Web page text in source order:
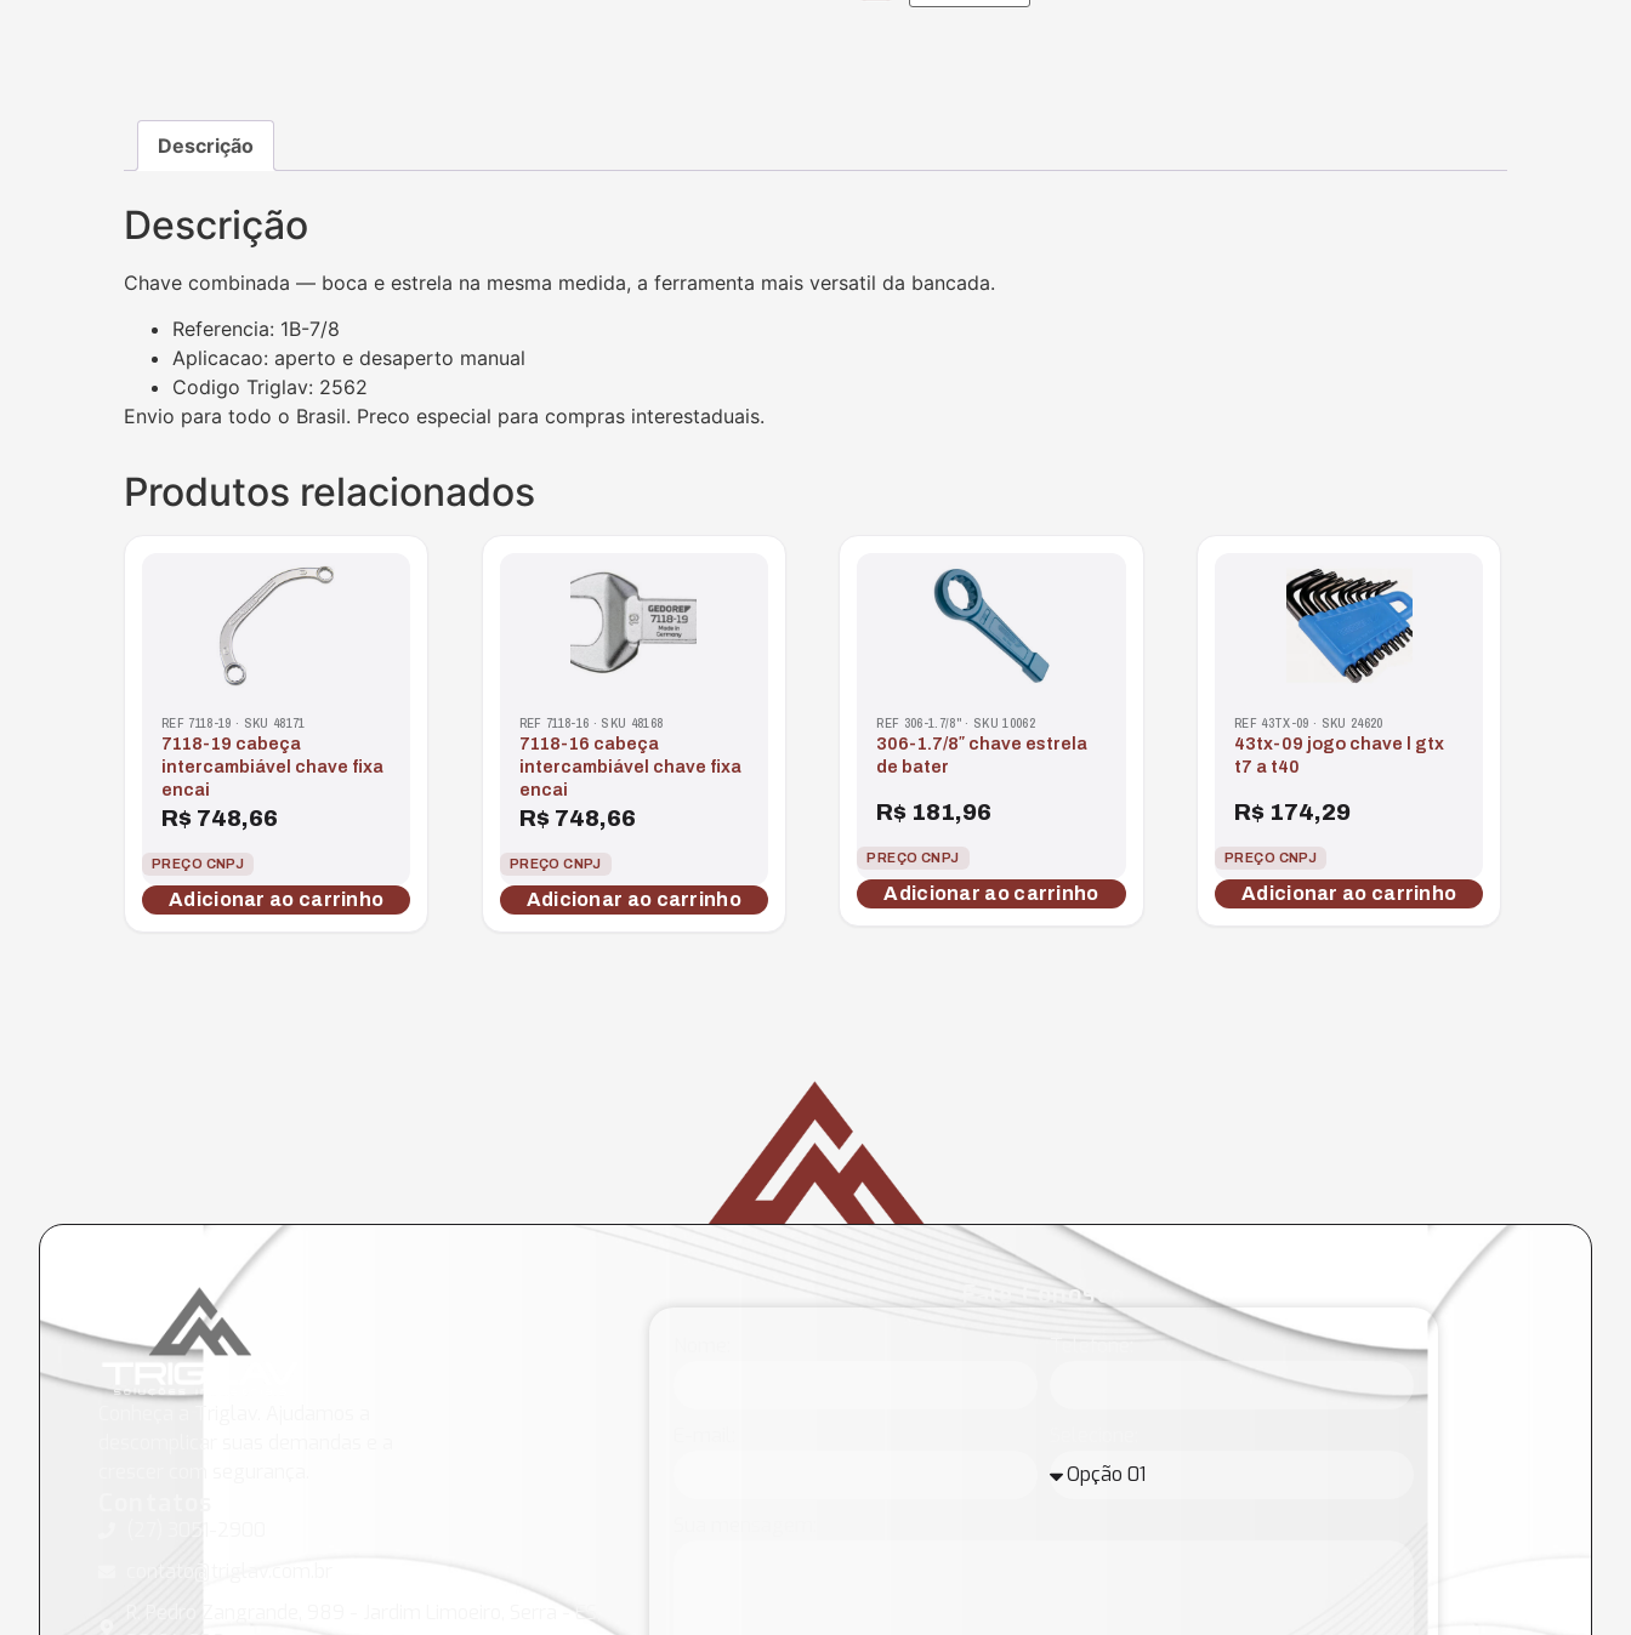
Descrição
Descrição
Chave combinada — boca e estrela na mesma medida, a ferramenta mais versatil da bancada.
Referencia: 1B-7/8
Aplicacao: aperto e desaperto manual
Codigo Triglav: 2562
Envio para todo o Brasil. Preco especial para compras interestaduais.
Produtos relacionados
REF 7118-19 · SKU 48171
7118-19 cabeça
intercambiável chave fixa
encai
R$ 748,66
PREÇO CNPJ
Adicionar ao carrinho
REF 7118-16 · SKU 48168
7118-16 cabeça
intercambiável chave fixa
encai
R$ 748,66
PREÇO CNPJ
Adicionar ao carrinho
REF 306-1.7/8" · SKU 10062
306-1.7/8″ chave estrela
de bater
R$ 181,96
PREÇO CNPJ
Adicionar ao carrinho
REF 43TX-09 · SKU 24620
43tx-09 jogo chave l gtx
t7 a t40
R$ 174,29
PREÇO CNPJ
Adicionar ao carrinho
R. Pedro Zangrande, 989 - Jardim Limoeiro, Serra - ES,
Fale Conosco